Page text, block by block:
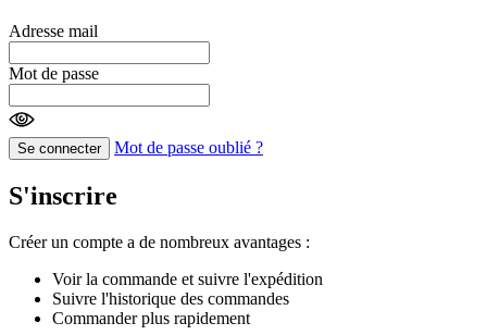
Adresse mail
Mot de passe
Se connecter Mot de passe oublié ?
S'inscrire
Créer un compte a de nombreux avantages :
Voir la commande et suivre l'expédition
Suivre l'historique des commandes
Commander plus rapidement